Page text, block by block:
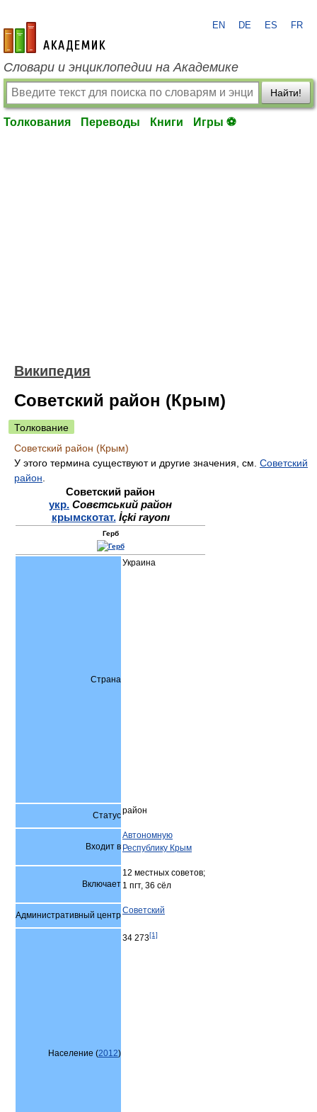
academic.ru
EN DE ES FR
Словари и энциклопедии на Академике
Найти!
Толкования Переводы Книги Игры ⚽
Википедия
Советский район (Крым)
Толкование
Советский район (Крым)
У этого термина существуют и другие значения, см. Советский
район
Советский район
укр. Совєтський район
крымскотат. İçki rayonı
Герб
Страна
Украина
Статусрайон
Входит в
Автономную
Республику Крым
Включает
12 местных советов;
1 пгт, 36 сёл
Административный центрСоветский
Население (2012)
34 273[1]